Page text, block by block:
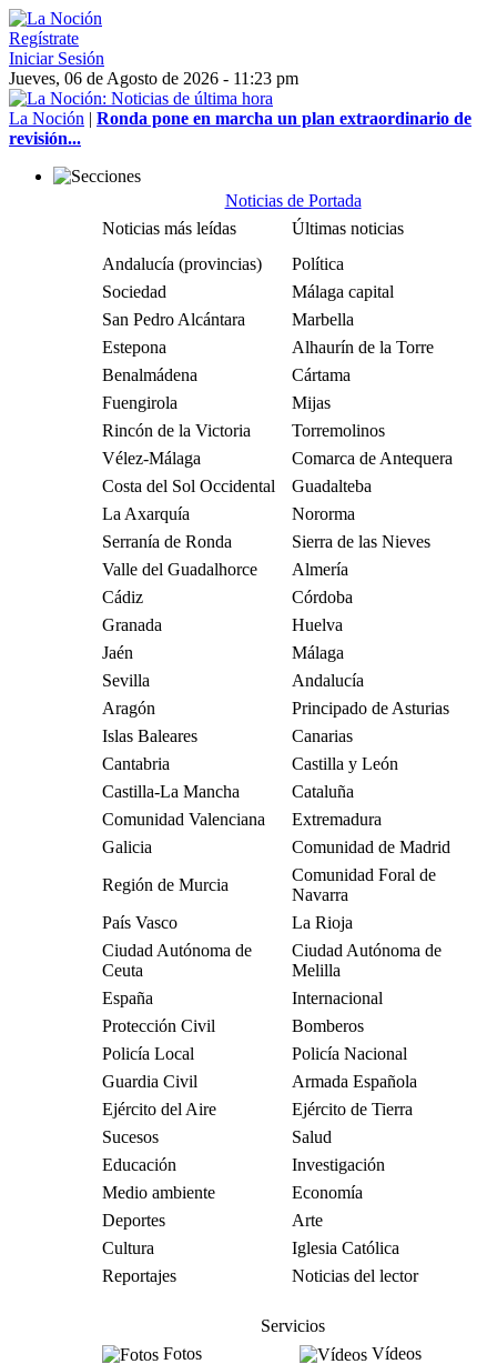
Regístrate
Iniciar Sesión
Jueves, 06 de Agosto de 2026 - 11:23 pm
La Noción | Ronda pone en marcha un plan extraordinario de
revisión...
Noticias de Portada
Noticias más leídas
Últimas noticias
Andalucía (provincias)
Política
Sociedad
Málaga capital
San Pedro Alcántara
Marbella
Estepona
Alhaurín de la Torre
Benalmádena
Cártama
Fuengirola
Mijas
Rincón de la Victoria
Torremolinos
Vélez-Málaga
Comarca de Antequera
Costa del Sol Occidental
Guadalteba
La Axarquía
Nororma
Serranía de Ronda
Sierra de las Nieves
Valle del Guadalhorce
Almería
Cádiz
Córdoba
Granada
Huelva
Jaén
Málaga
Sevilla
Andalucía
Aragón
Principado de Asturias
Islas Baleares
Canarias
Cantabria
Castilla y León
Castilla-La Mancha
Cataluña
Comunidad Valenciana
Extremadura
Galicia
Comunidad de Madrid
Región de Murcia
Comunidad Foral de
Navarra
País Vasco
La Rioja
Ciudad Autónoma de
Ceuta
Ciudad Autónoma de
Melilla
España
Internacional
Protección Civil
Bomberos
Policía Local
Policía Nacional
Guardia Civil
Armada Española
Ejército del Aire
Ejército de Tierra
Sucesos
Salud
Educación
Investigación
Medio ambiente
Economía
Deportes
Arte
Cultura
Iglesia Católica
Reportajes
Noticias del lector
Servicios
Fotos
Vídeos